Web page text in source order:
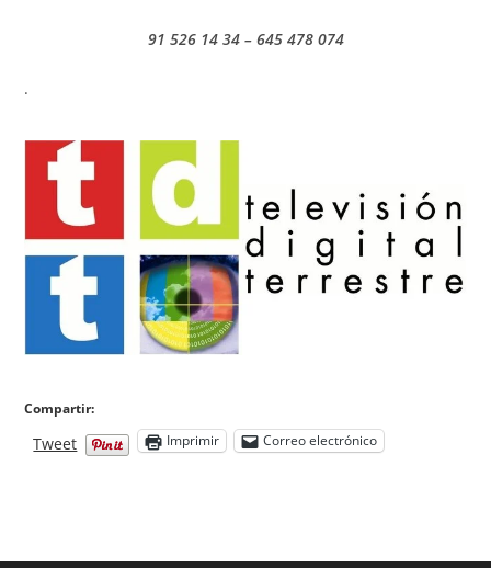
91 526 14 34 – 645 478 074
.
Compartir:
Tweet Imprimir Correo electrónico